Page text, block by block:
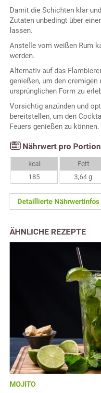
Damit die Schichten klar
Zutaten unbedingt über
lassen.
Anstelle vom weißen Rum
werden.
Alternativ auf das
genießen, um den
ursprünglichen Form zu
Vorsichtig anzünden und
bereitstellen, um den
Feuers genießen zu können.
Nährwert pro Portion
kcal
185
Fett
3,64 g
Detaillierte Nährwertinfos
ÄHNLICHE REZEPTE
MOJITO